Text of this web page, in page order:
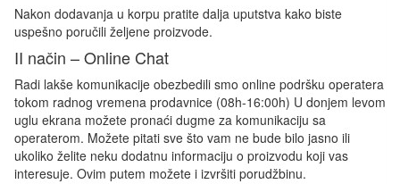
Nakon dodavanja u korpu pratite dalja uputstva kako biste
uspešno poručili željene proizvode.
II način – Online Chat
Radi lakše komunikacije obezbedili smo online podršku operatera
tokom radnog vremena prodavnice (08h-16:00h) U donjem levom
uglu ekrana možete pronaći dugme za komunikaciju sa
operaterom. Možete pitati sve što vam ne bude bilo jasno ili
ukoliko želite neku dodatnu informaciju o proizvodu koji vas
interesuje. Ovim putem možete i izvršiti porudžbinu.